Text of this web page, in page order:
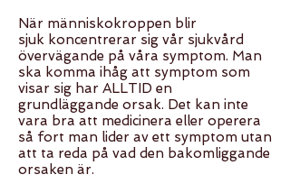
När människokroppen blir
sjuk koncentrerar sig vår sjukvård
övervägande på våra symptom. Man
ska komma ihåg att symptom som
visar sig har ALLTID en
grundläggande orsak. Det kan inte
vara bra att medicinera eller operera
så fort man lider av ett symptom utan
att ta reda på vad den bakomliggande
orsaken är.